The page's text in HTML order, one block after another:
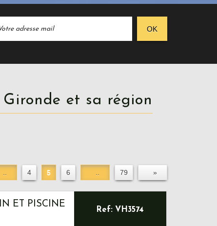
OK
et sa région
4 5 6 79 »
ET PISCINE
Ref: VH3574